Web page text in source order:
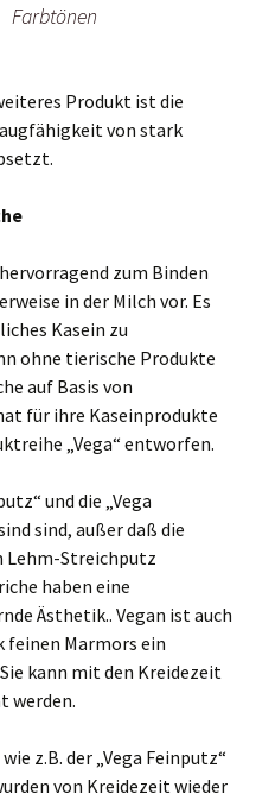
Farbtönen
Produkt ist die
von stark
zum Binden
in der Milch vor. Es
Kasein zu
ohne tierische Produkte
auf Basis von
für ihre Kaseinprodukte
„Vega“ entworfen.
und die „Vega
sind, außer daß die
Lehm-Streichputz
haben eine
Ästhetik.. Vegan ist auch
feinen Marmors ein
kann mit den Kreidezeit
werden.
z.B. der „Vega Feinputz“
von Kreidezeit wieder